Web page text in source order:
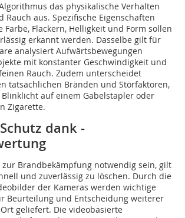
das physikalische Verhalten
Rauch aus. Spezifische Eigenschaften
Farbe, Flackern, Helligkeit und Form sollen
erkannt werden. Dasselbe gilt für
analysiert Aufwärtsbewegungen
mit konstanter Geschwindigkeit und
Rauch. Zudem unterscheidet
tatsächlichen Bränden und Störfaktoren,
auf einem Gabelstapler oder
Zigarette.
dank
zur Brandbekämpfung notwendig sein, gilt
und zuverlässig zu löschen. Durch die
der Kameras werden wichtige
Beurteilung und Entscheidung weiterer
geliefert. Die videobasierte